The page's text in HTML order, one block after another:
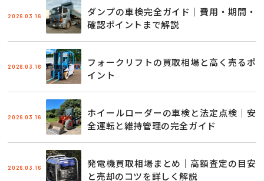
2026.03.16
ダンプの車検完全ガイド｜費用・期間・
確認ポイントまで解説
2026.03.16
フォークリフトの買取相場と高く売るポ
イント
2026.03.16
ホイールローダーの車検と法定点検｜安
全運転と維持管理の完全ガイド
2026.03.16
発電機買取相場まとめ｜高額査定の目安
と売却のコツを詳しく解説